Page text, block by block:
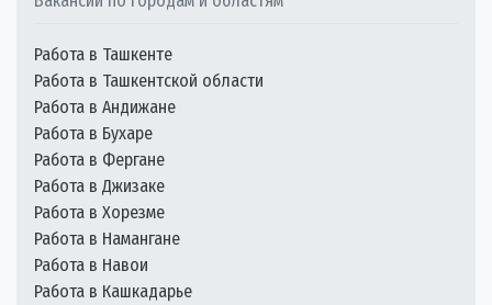
Работа в Ташкенте
Работа в Ташкентской области
Работа в Андижане
Работа в Бухаре
Работа в Фергане
Работа в Джизаке
Работа в Хорезме
Работа в Намангане
Работа в Навои
Работа в Кашкадарье